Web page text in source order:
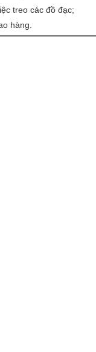
treo các đồ đạc;
hàng.